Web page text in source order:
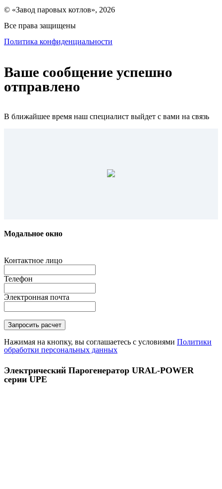
© «Завод паровых котлов», 2026
Все права защищены
Политика конфиденциальности
Ваше сообщение успешно
отправлено
В ближайшее время наш специалист выйдет с вами на связь
Модальное окно
Контактное лицо
Телефон
Электронная почта
Нажимая на кнопку, вы соглашаетесь с условиями Политики
обработки персональных данных
Электрический Парогенератор URAL-POWER
серии UPE